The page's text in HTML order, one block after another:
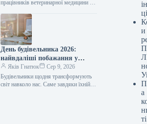
працівників ветеринарної медицини —
щоденно опікуються здоров’ям
домашніх улюбленців, худоби та навіть
диких тварин.…
День будівельника 2026:
найвдаліші побажання у
прозі, віршах та листівках
для творців майбутнього
Яків Гнатюк
Сер 9, 2026
Будівельники щодня трансформують
світ навколо нас. Саме завдяки їхній
ці
и
а